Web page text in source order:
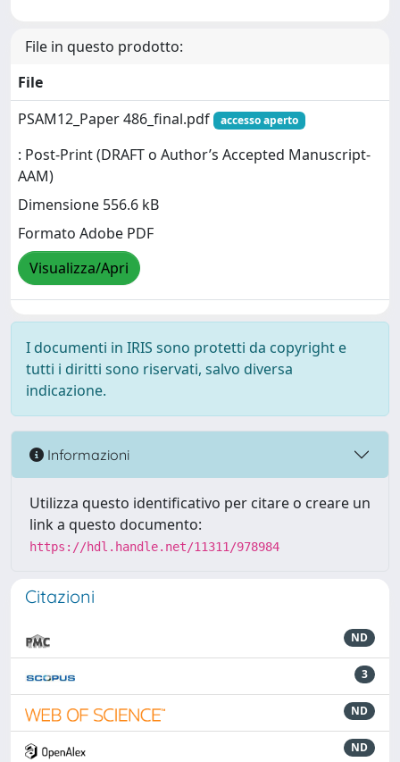
File in questo prodotto:
File
PSAM12_Paper 486_final.pdf
accesso aperto
: Post-Print (DRAFT o Author’s Accepted Manuscript-
AAM)
Dimensione 556.6 kB
Formato Adobe PDF
Visualizza/Apri
I documenti in IRIS sono protetti da copyright e
tutti i diritti sono riservati, salvo diversa
indicazione.
Informazioni
Utilizza questo identificativo per citare o creare un
link a questo documento:
https://hdl.handle.net/11311/978984
Citazioni
ND
3
ND
ND